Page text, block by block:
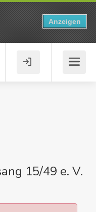
15/49 e. V.
Anzeigen